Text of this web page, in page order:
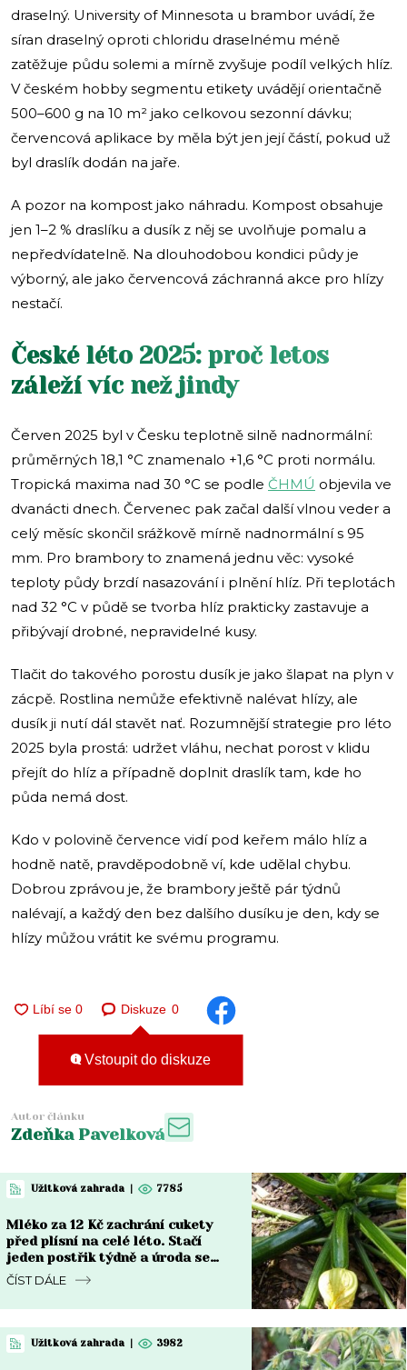
draselný. University of Minnesota u brambor uvádí, že
síran draselný oproti chloridu draselnému méně
zatěžuje půdu solemi a mírně zvyšuje podíl velkých hlíz.
V českém hobby segmentu etikety uvádějí orientačně
500–600 g na 10 m² jako celkovou sezonní dávku;
červencová aplikace by měla být jen její částí, pokud už
byl draslík dodán na jaře.
A pozor na kompost jako náhradu. Kompost obsahuje
jen 1–2 % draslíku a dusík z něj se uvolňuje pomalu a
nepředvídatelně. Na dlouhodobou kondici půdy je
výborný, ale jako červencová záchranná akce pro hlízy
nestačí.
České léto 2025: proč letos
záleží víc než jindy
Červen 2025 byl v Česku teplotně silně nadnormální:
průměrných 18,1 °C znamenalo +1,6 °C proti normálu.
Tropická maxima nad 30 °C se podle ČHMÚ objevila ve
dvanácti dnech. Červenec pak začal další vlnou veder a
celý měsíc skončil srážkově mírně nadnormální s 95
mm. Pro brambory to znamená jednu věc: vysoké
teploty půdy brzdí nasazování i plnění hlíz. Při teplotách
nad 32 °C v půdě se tvorba hlíz prakticky zastavuje a
přibývají drobné, nepravidelné kusy.
Tlačit do takového porostu dusík je jako šlapat na plyn v
zácpě. Rostlina nemůže efektivně nalévat hlízy, ale
dusík ji nutí dál stavět nať. Rozumnější strategie pro léto
2025 byla prostá: udržet vláhu, nechat porost v klidu
přejít do hlíz a případně doplnit draslík tam, kde ho
půda nemá dost.
Kdo v polovině července vidí pod keřem málo hlíz a
hodně natě, pravděpodobně ví, kde udělal chybu.
Dobrou zprávou je, že brambory ještě pár týdnů
nalévají, a každý den bez dalšího dusíku je den, kdy se
hlízy můžou vrátit ke svému programu.
Diskuze 0
Vstoupit do diskuze
Autor článku
Zdeňka Pavelková
Užitková zahrada 7785
Mléko za 12 Kč zachrání cukety
před plísní na celé léto. Stačí
jeden postřik týdně a úroda se
zdvojnásobí
ČÍST DÁLE
Užitková zahrada 3982